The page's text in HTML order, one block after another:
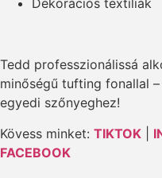
Dekorációs textíliák
Tedd professzionálissá
minőségű tufting fonallal
egyedi szőnyeghez!
Kövess minket: TIKTOK
FACEBOOK